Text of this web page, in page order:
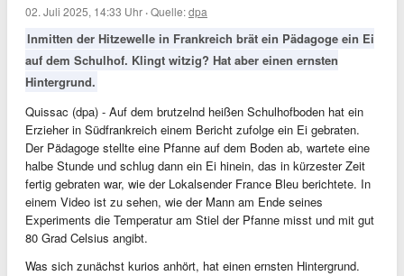
02. Juli 2025, 14:33 Uhr ·Quelle:dpa
Inmitten der Hitzewelle in Frankreich brät ein Pädagoge ein Ei
auf dem Schulhof. Klingt witzig? Hat aber einen ernsten
Hintergrund.
Quissac (dpa) - Auf dem brutzelnd heißen Schulhofboden hat ein
Erzieher in Südfrankreich einem Bericht zufolge ein Ei gebraten.
Der Pädagoge stellte eine Pfanne auf dem Boden ab, wartete eine
halbe Stunde und schlug dann ein Ei hinein, das in kürzester Zeit
fertig gebraten war, wie der Lokalsender France Bleu berichtete. In
einem Video ist zu sehen, wie der Mann am Ende seines
Experiments die Temperatur am Stiel der Pfanne misst und mit gut
80 Grad Celsius angibt.
Was sich zunächst kurios anhört, hat einen ernsten Hintergrund.